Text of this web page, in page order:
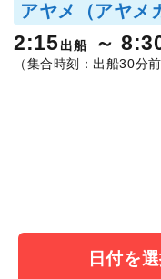
アヤメ（アヤメ
2:15出船
（集合時刻：出船30分前
日付を